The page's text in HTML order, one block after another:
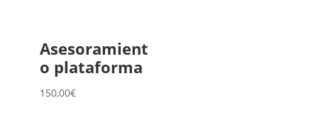
Asesoramient
o plataforma
150,00€